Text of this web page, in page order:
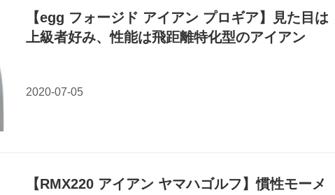
【egg フォージド アイアン プロギア】見た目は
上級者好み、性能は飛距離特化型のアイアン
【RMX220 アイアン ヤマハゴルフ】慣性モーメ